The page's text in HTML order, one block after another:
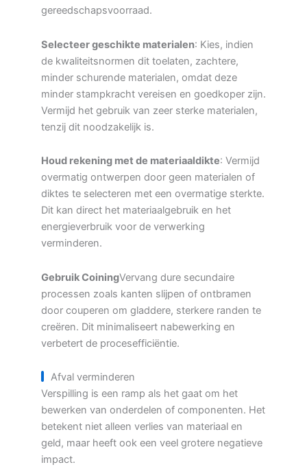
gereedschapsvoorraad.
Selecteer geschikte materialen: Kies, indien
de kwaliteitsnormen dit toelaten, zachtere,
minder schurende materialen, omdat deze
minder stampkracht vereisen en goedkoper zijn.
Vermijd het gebruik van zeer sterke materialen,
tenzij dit noodzakelijk is.
Houd rekening met de materiaaldikte: Vermijd
overmatig ontwerpen door geen materialen of
diktes te selecteren met een overmatige sterkte.
Dit kan direct het materiaalgebruik en het
energieverbruik voor de verwerking
verminderen.
Gebruik CoiningVervang dure secundaire
processen zoals kanten slijpen of ontbramen
door couperen om gladdere, sterkere randen te
creëren. Dit minimaliseert nabewerking en
verbetert de procesefficiëntie.
Afval verminderen
Verspilling is een ramp als het gaat om het
bewerken van onderdelen of componenten. Het
betekent niet alleen verlies van materiaal en
geld, maar heeft ook een veel grotere negatieve
impact.